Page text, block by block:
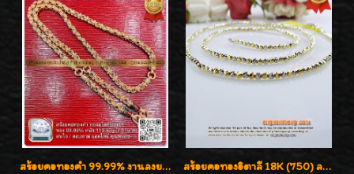
สร้อยคอทองคำ 99.99% งานลงยาสุโขทัยแท้ งานช่างทองโบราณ หรูหรา น่าสะสมค่ะ สร้อยคอทองอิตาลี 18K (750) ลายสวยตัดเหลี่ยมคมชัด ใส่สวยน่ารักค่ะ